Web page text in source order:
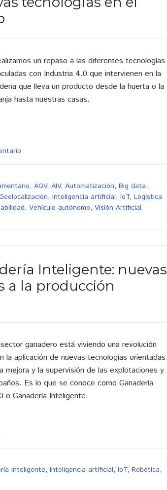
un repaso a las diferentes tecnologías
con Industria 4.0 que intervienen en la
que lleva un producto desde la huerta o la
hasta nuestras casas.
, AGV, AIV, Automatización, Big data,
, Inteligencia artificial, IoT, Logística
, Vehículo autónomo, Visión Artificial
Inteligente: nuevas
a la producción
ganadero está viviendo una revolución
la aplicación de nuevas tecnologías orientadas
mejora y la supervisión de las explotaciones y
Es lo que se conoce como Ganadería
o Ganadería Inteligente.
Inteligente, Inteligencia artificial, IoT, Robótica,